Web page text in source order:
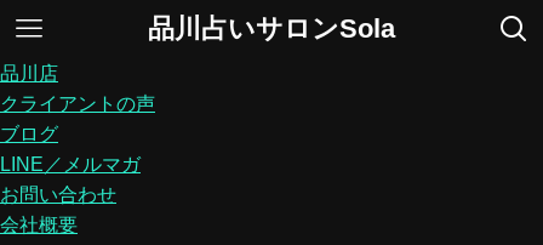
品川占いサロンSola
品川店
クライアントの声
ブログ
LINE／メルマガ
お問い合わせ
会社概要